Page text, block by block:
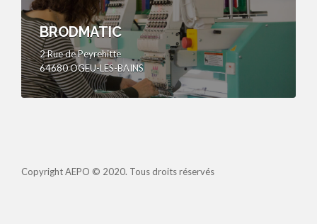
BRODMATIC
2 Rue de Peyrehitte
64680 OGEU-LES-BAINS
Copyright AEPO © 2020. Tous droits réservés